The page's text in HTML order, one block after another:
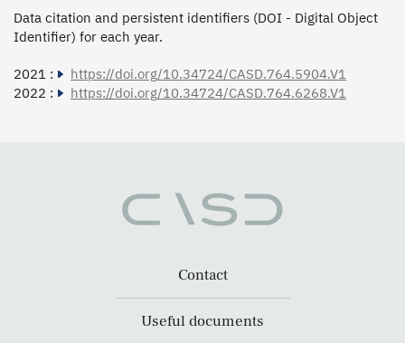
Data citation and persistent identifiers (DOI - Digital Object
Identifier) for each year.
2021 :
https://doi.org/10.34724/CASD.764.5904.V1
2022 :
https://doi.org/10.34724/CASD.764.6268.V1
Contact
Useful documents